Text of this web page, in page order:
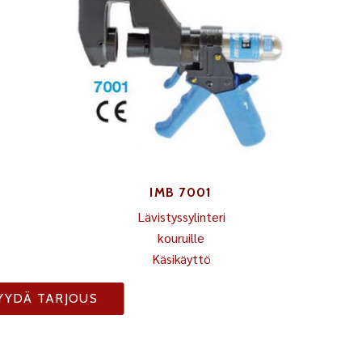
IMB 7001
Lävistyssylinteri
kouruille
Käsikäyttö
TARJOUS